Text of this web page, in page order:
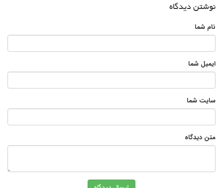
نوشتن دیدگاه
نام شما
ایمیل شما
سایت شما
متن دیدگاه